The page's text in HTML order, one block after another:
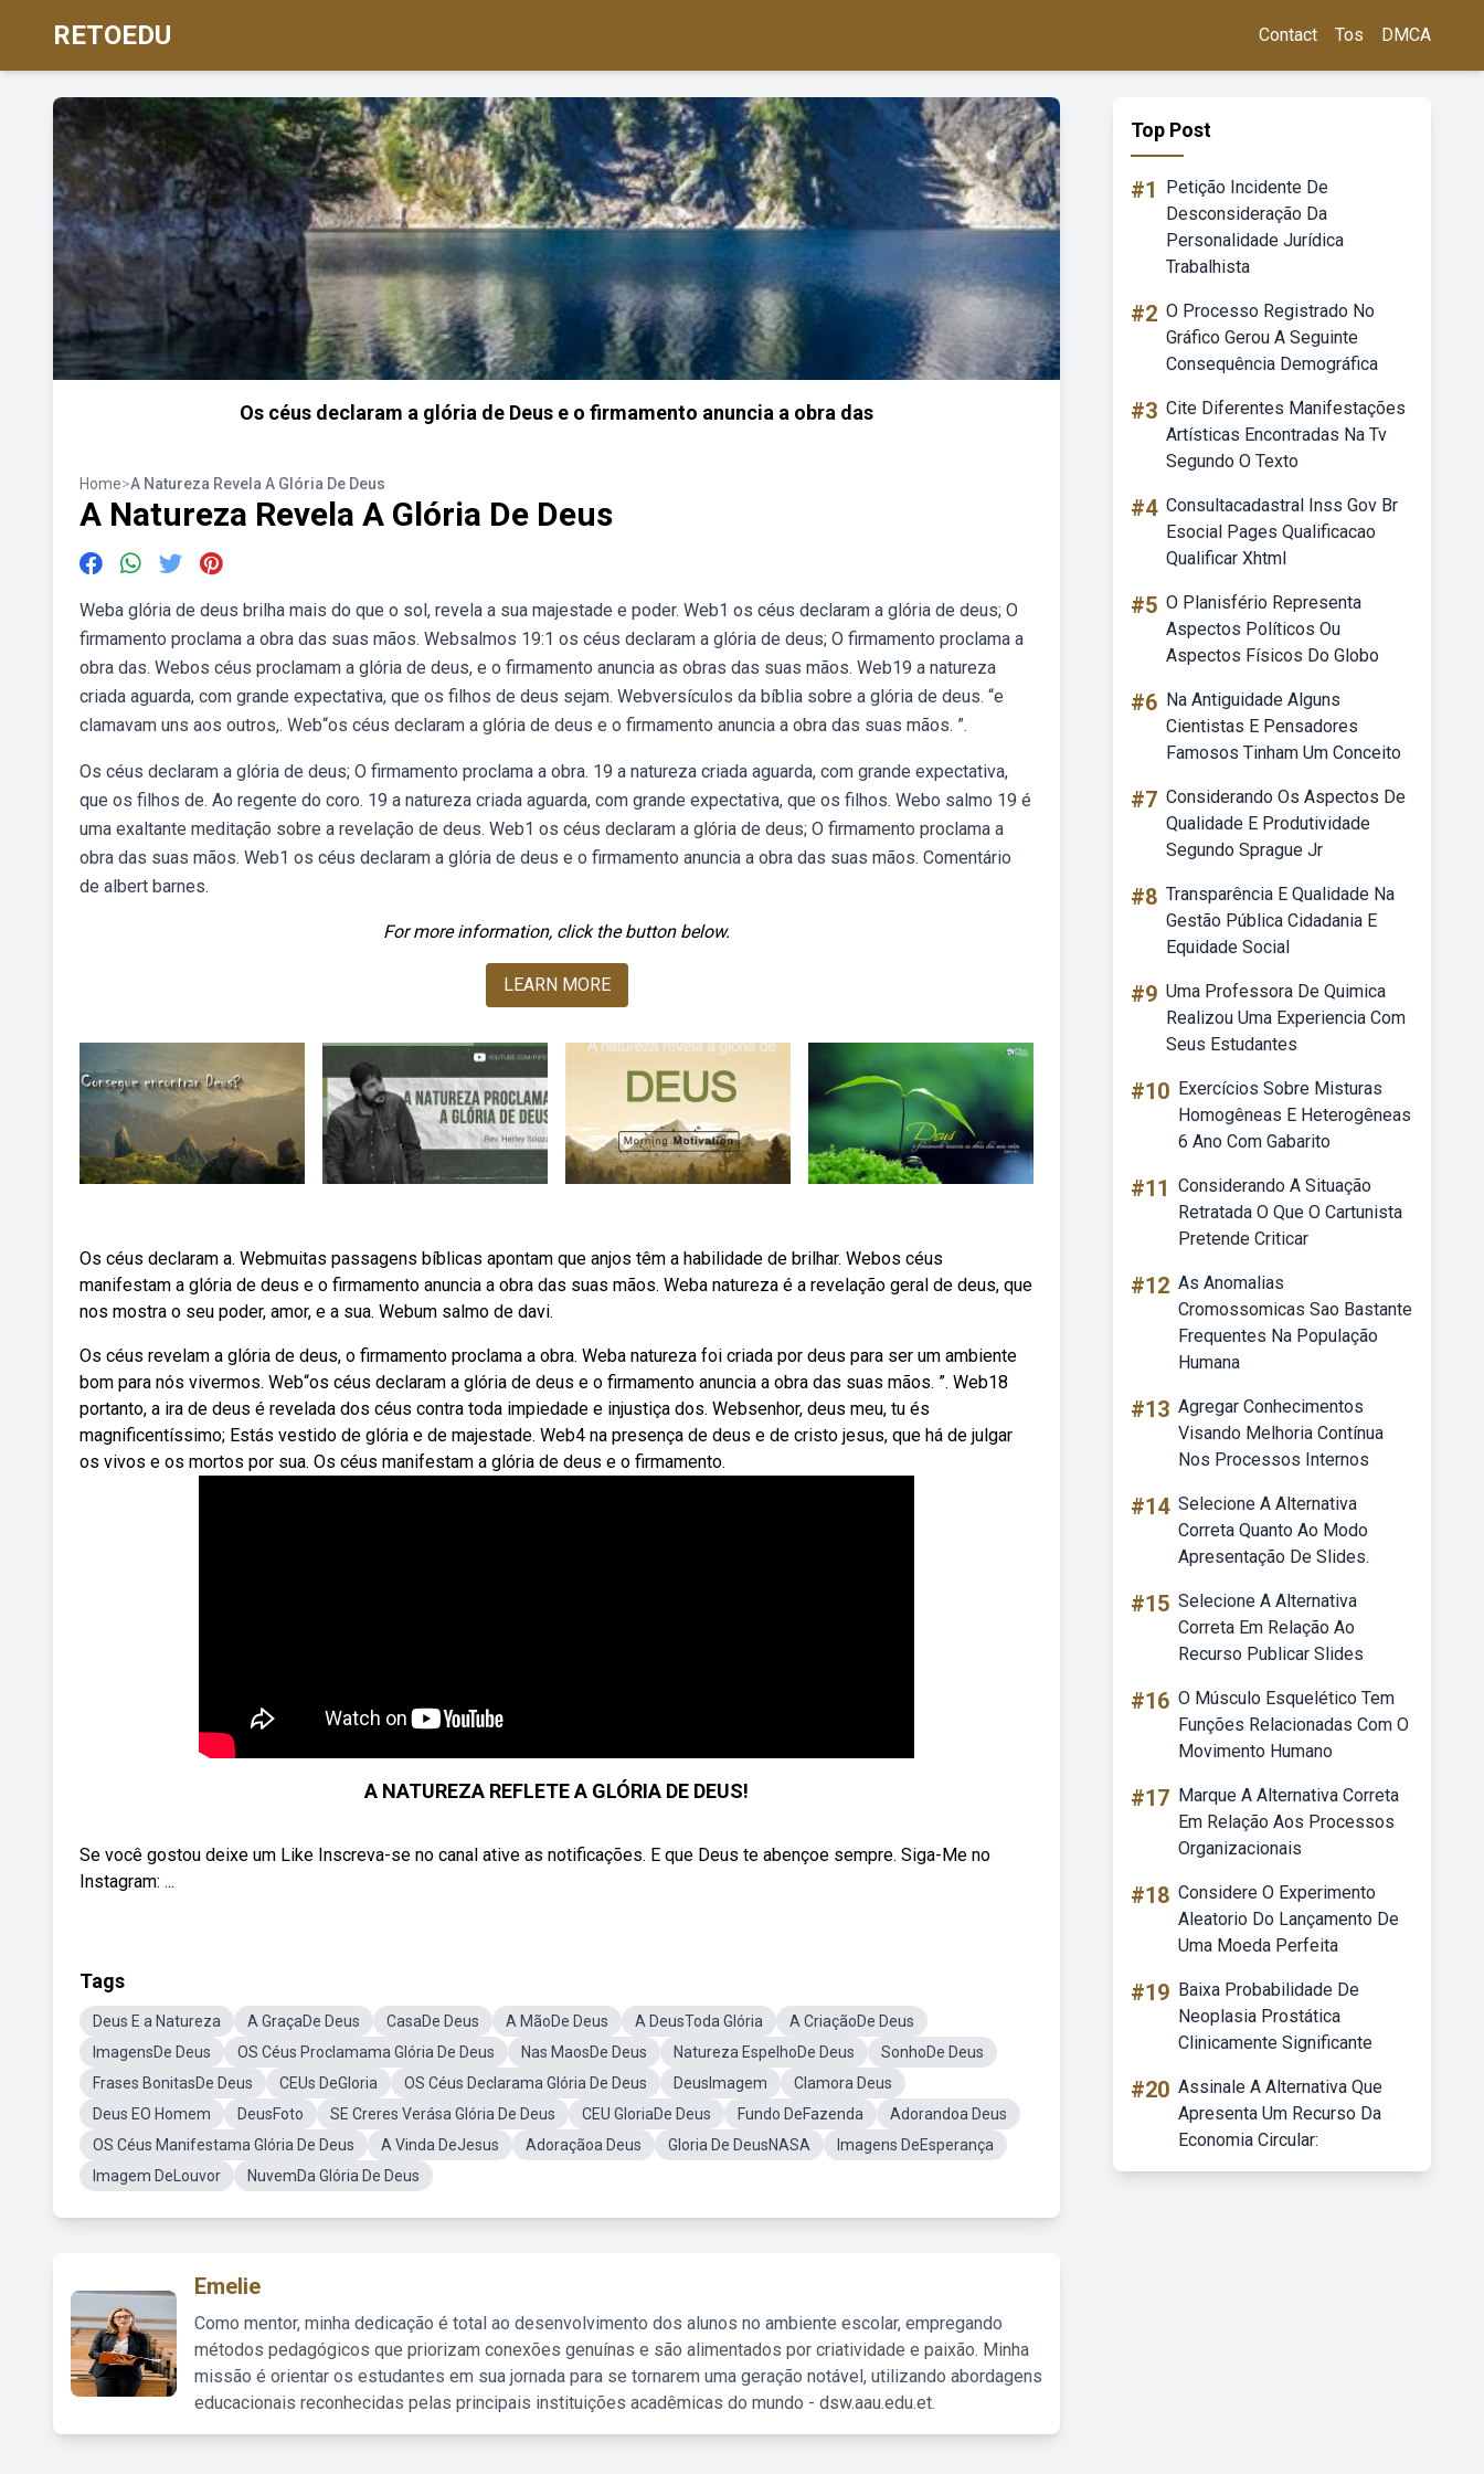
RETOEDU Contact Tos DMCA
Os céus declaram a glória de Deus e o firmamento anuncia a obra das
Home>A Natureza Revela A Glória De Deus
A Natureza Revela A Glória De Deus
Weba glória de deus brilha mais do que o sol, revela a sua majestade e poder. Web1 os céus declaram a glória de deus; O
firmamento proclama a obra das suas mãos. Websalmos 19:1 os céus declaram a glória de deus; O firmamento proclama a
obra das. Webos céus proclamam a glória de deus, e o firmamento anuncia as obras das suas mãos. Web19 a natureza
criada aguarda, com grande expectativa, que os filhos de deus sejam. Webversículos da bíblia sobre a glória de deus. “e
clamavam uns aos outros,. Web“os céus declaram a glória de deus e o firmamento anuncia a obra das suas mãos. ”.
Os céus declaram a glória de deus; O firmamento proclama a obra. 19 a natureza criada aguarda, com grande expectativa,
que os filhos de. Ao regente do coro. 19 a natureza criada aguarda, com grande expectativa, que os filhos. Webo salmo 19 é
uma exaltante meditação sobre a revelação de deus. Web1 os céus declaram a glória de deus; O firmamento proclama a
obra das suas mãos. Web1 os céus declaram a glória de deus e o firmamento anuncia a obra das suas mãos. Comentário
de albert barnes.
For more information, click the button below.
LEARN MORE
Os céus declaram a. Webmuitas passagens bíblicas apontam que anjos têm a habilidade de brilhar. Webos céus
manifestam a glória de deus e o firmamento anuncia a obra das suas mãos. Weba natureza é a revelação geral de deus, que
nos mostra o seu poder, amor, e a sua. Webum salmo de davi.
Os céus revelam a glória de deus, o firmamento proclama a obra. Weba natureza foi criada por deus para ser um ambiente
bom para nós vivermos. Web“os céus declaram a glória de deus e o firmamento anuncia a obra das suas mãos. ”. Web18
portanto, a ira de deus é revelada dos céus contra toda impiedade e injustiça dos. Websenhor, deus meu, tu és
magnificentíssimo; Estás vestido de glória e de majestade. Web4 na presença de deus e de cristo jesus, que há de julgar
os vivos e os mortos por sua. Os céus manifestam a glória de deus e o firmamento.
A NATUREZA REFLETE A GLÓRIA DE DEUS!
Se você gostou deixe um Like Inscreva-se no canal ative as notificações. E que Deus te abençoe sempre. Siga-Me no
Instagram: ...
Tags
Deus E a Natureza A GraçaDe Deus CasaDe Deus A MãoDe Deus A DeusToda Glória
A CriaçãoDe Deus
ImagensDe Deus
OS Céus Proclamama Glória De Deus Nas MaosDe Deus Natureza EspelhoDe Deus
SonhoDe Deus
Frases BonitasDe Deus
CEUs DeGloria OS Céus Declarama Glória De Deus DeusImagem
Clamora Deus
Deus EO Homem
DeusFoto SE Creres Verása Glória De Deus CEU GloriaDe Deus Fundo DeFazenda
Adorandoa Deus
OS Céus Manifestama Glória De Deus
A Vinda DeJesus Adoraçãoa Deus Gloria De DeusNASA
Imagens DeEsperança
Imagem DeLouvor
NuvemDa Glória De Deus
Emelie
Como mentor, minha dedicação é total ao desenvolvimento dos alunos no ambiente escolar, empregando
métodos pedagógicos que priorizam conexões genuínas e são alimentados por criatividade e paixão. Minha
missão é orientar os estudantes em sua jornada para se tornarem uma geração notável, utilizando abordagens
educacionais reconhecidas pelas principais instituições acadêmicas do mundo - dsw.aau.edu.et.
Top Post
#1
Petição Incidente De
Desconsideração Da
Personalidade Jurídica
Trabalhista
#2 O Processo Registrado No
Gráfico Gerou A Seguinte
Consequência Demográfica
#3 Cite Diferentes Manifestações
Artísticas Encontradas Na Tv
Segundo O Texto
#4 Consultacadastral Inss Gov Br
Esocial Pages Qualificacao
Qualificar Xhtml
#5 O Planisfério Representa
Aspectos Políticos Ou
Aspectos Físicos Do Globo
#6 Na Antiguidade Alguns
Cientistas E Pensadores
Famosos Tinham Um Conceito
#7 Considerando Os Aspectos De
Qualidade E Produtividade
Segundo Sprague Jr
#8 Transparência E Qualidade Na
Gestão Pública Cidadania E
Equidade Social
#9 Uma Professora De Quimica
Realizou Uma Experiencia Com
Seus Estudantes
#10 Exercícios Sobre Misturas
Homogêneas E Heterogêneas
6 Ano Com Gabarito
#11 Considerando A Situação
Retratada O Que O Cartunista
Pretende Criticar
#12 As Anomalias
Cromossomicas Sao Bastante
Frequentes Na População
Humana
#13 Agregar Conhecimentos
Visando Melhoria Contínua
Nos Processos Internos
#14 Selecione A Alternativa
Correta Quanto Ao Modo
Apresentação De Slides.
#15 Selecione A Alternativa
Correta Em Relação Ao
Recurso Publicar Slides
#16 O Músculo Esquelético Tem
Funções Relacionadas Com O
Movimento Humano
#17 Marque A Alternativa Correta
Em Relação Aos Processos
Organizacionais
#18 Considere O Experimento
Aleatorio Do Lançamento De
Uma Moeda Perfeita
#19 Baixa Probabilidade De
Neoplasia Prostática
Clinicamente Significante
#20 Assinale A Alternativa Que
Apresenta Um Recurso Da
Economia Circular: